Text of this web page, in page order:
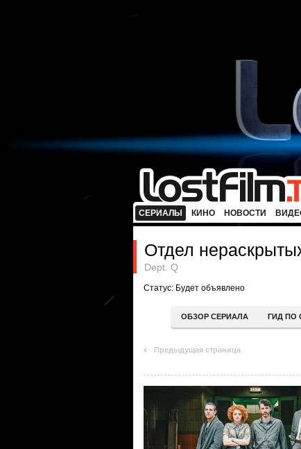
СЕРИАЛЫ КИНО НОВОСТИ
Отдел
Dept. Q
Статус: Будет объявлено
ОБЗОР СЕРИАЛА ГИД ПО
Предыдущая страница